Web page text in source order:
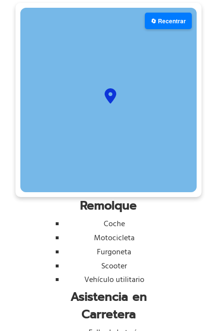
🔄 Recentrar
Remolque
Coche
Motocicleta
Furgoneta
Scooter
Vehículo utilitario
Asistencia en
Carretera